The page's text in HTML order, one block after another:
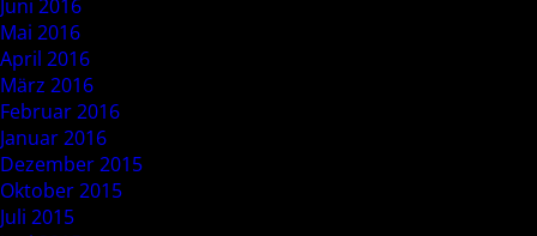
Juni 2016
Mai 2016
April 2016
März 2016
Februar 2016
Januar 2016
Dezember 2015
Oktober 2015
Juli 2015